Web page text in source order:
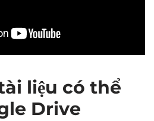
liệu có thể
Drive